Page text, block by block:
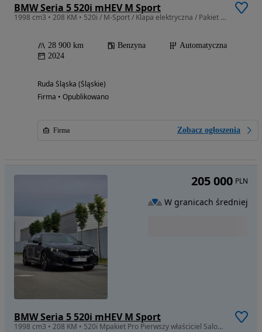
BMW Seria 5 520i mHEV M Sport
1998 cm3 • 208 KM • 520i / M-Sport / Klapa elektryczna / Pakiet Travel / Pakiet Serwisowy
28 900 km Benzyna
Automatyczna
2024
Ruda Śląska (Śląskie)
Firma • Opublikowano
Firma Zobacz ogłoszenia
BMW Seria 5 520i mHEV M Sport
1998 cm3 • 208 KM • 520i Mpakiet Pro Pierwszy właściciel Salon Polska
205 000 PLN
W granicach średniej